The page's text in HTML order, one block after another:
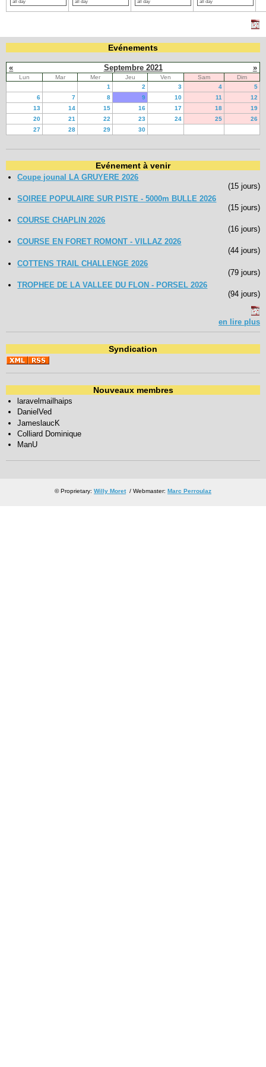
all day all day all day all day
Evénements
« Septembre 2021 »
Lun Mar Mer Jeu Ven Sam
Dim
1
2 3 4
5
6
7 8 9 10 11
12
13
14 15 16 17 18
19
20
21 22 23 24 25
26
27
28 29 30
Evénement à venir
Coupe jounal LA GRUYERE 2026
(15 jours)
SOIREE POPULAIRE SUR PISTE - 5000m BULLE 2026
(15 jours)
COURSE CHAPLIN 2026
(16 jours)
COURSE EN FORET ROMONT - VILLAZ 2026
(44 jours)
COTTENS TRAIL CHALLENGE 2026
(79 jours)
TROPHEE DE LA VALLEE DU FLON - PORSEL 2026
(94 jours)
en lire plus
Syndication
Nouveaux membres
laravelmailhaips
DanielVed
JameslaucK
Colliard Dominique
ManU
© Proprietary: Willy Moret/ Webmaster: Marc Perroulaz